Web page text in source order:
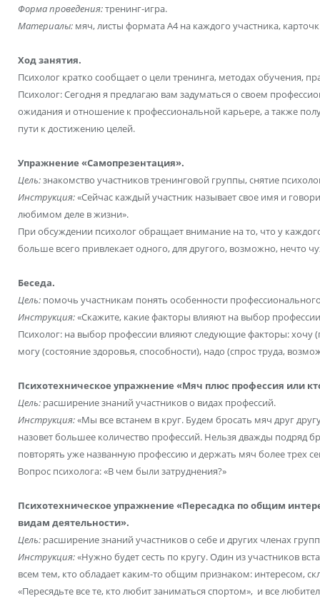
Форма проведения:тренинг-игра.
Материалы: мяч, листы формата А4 на каждого участника,
Ход занятия.
Психолог кратко сообщает о цели тренинга, методах обучения,
Психолог: Сегодня я предлагаю вам задуматься о своем
ожидания и отношение к профессиональной карьере, а также
пути к достижению целей.
Упражнение «Самопрезентация».
Цель:знакомство участников тренинговой группы, снятие
Инструкция:«Сейчас каждый участник называет свое имя и
любимом деле в жизни».
При обсуждении психолог обращает внимание на то, что у
больше всего привлекает одного, для другого, возможно, нечто
Беседа.
Цель: помочь участникам понять особенности
Инструкция:«Скажите, какие факторы влияют на выбор
Психолог: на выбор профессии влияют следующие факторы: хочу
могу (состояние здоровья, способности), надо (спрос труда,
Психотехническое упражнение «Мяч плюс профессия или
Цель: расширение знаний участников о видах профессий.
Инструкция:«Мы все встанем в круг. Будем бросать мяч друг
назовет большее количество профессий. Нельзя дважды подряд
повторять уже названную профессию и держать мяч более трех
Вопрос психолога: «В чем были затруднения?»
Психотехническое упражнение «Пересадка по общим
видам деятельности».
Цель: расширение знаний участников о себе и других членах
Инструкция:«Нужно будет сесть по кругу. Один из участников
всем тем, кто обладает каким-то общим признаком: интересом,
«Пересядьте все те, кто любит заниматься спортом», и все